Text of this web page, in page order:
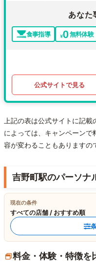
あなた
食事指導 無料体験
公式サイトで見る
上記の表は公式サイトに記載
によっては、キャンペーン
容が変わることもありますの
吉野町駅のパーソナ
現在の条件
すべての店舗 / おすすめ順
料金・体験・特徴を